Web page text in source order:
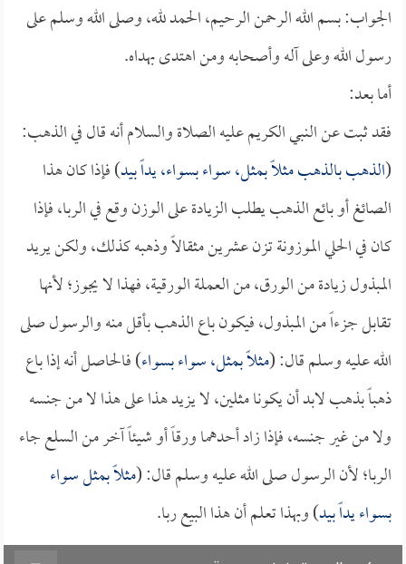
الجواب: بسم الله الرحمن الرحيم، الحمد لله، وصلى الله وسلم على
رسول الله وعلى آله وأصحابه ومن اهتدى بهداه.
أما بعد:
فقد ثبت عن النبي الكريم عليه الصلاة والسلام أنه قال في الذهب:
(الذهب بالذهب مثلاً بمثل، سواء بسواء، يداً بيد) فإذا كان هذا
الصائغ أو بائع الذهب يطلب الزيادة على الوزن وقع في الربا، فإذا
كان في الحلي الموزونة تزن عشرين مثقالاً وذهبه كذلك، ولكن يريد
المبذول زيادة من الورق، من العملة الورقية، فهذا لا يجوز؛ لأنها
تقابل جزءاً من المبذول، فيكون باع الذهب بأقل منه والرسول صلى
الله عليه وسلم قال: (مثلاً بمثل، سواء بسواء) فالحاصل أنه إذا باع
ذهباً بذهب لابد أن يكونا مثلين، لا يزيد هذا على هذا لا من جنسه
ولا من غير جنسه، فإذا زاد أحدهما ورقاً أو شيئاً آخر من السلع جاء
الربا؛ لأن الرسول صلى الله عليه وسلم قال: (مثلاً بمثل سواء
بسواء يداً بيد) وبهذا تعلم أن هذا البيع ربا.